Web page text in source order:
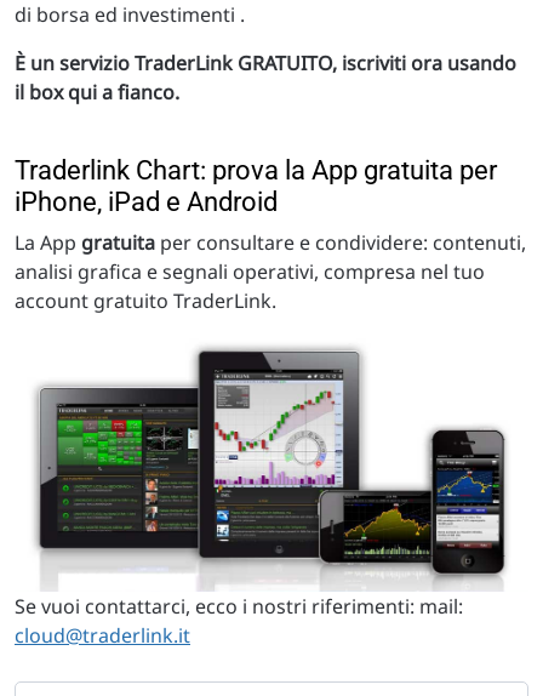
di borsa ed investimenti .
È un servizio TraderLink GRATUITO, iscriviti ora usando
il box qui a fianco.
Traderlink Chart: prova la App gratuita per
iPhone, iPad e Android
La App gratuita per consultare e condividere: contenuti,
analisi grafica e segnali operativi, compresa nel tuo
account gratuito TraderLink.
Se vuoi contattarci, ecco i nostri riferimenti: mail:
cloud@traderlink.it